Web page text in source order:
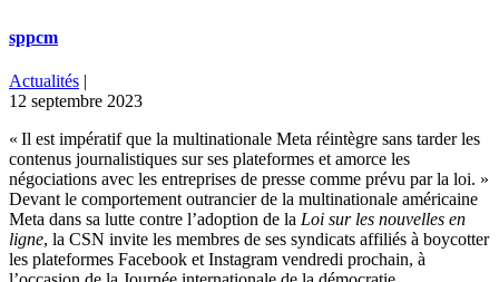
sppcm
Actualités |
12 septembre 2023
« Il est impératif que la multinationale Meta réintègre sans tarder les
contenus journalistiques sur ses plateformes et amorce les
négociations avec les entreprises de presse comme prévu par la loi. »
Devant le comportement outrancier de la multinationale américaine
Meta dans sa lutte contre l’adoption de la Loi sur les nouvelles en
ligne, la CSN invite les membres de ses syndicats affiliés à boycotter
les plateformes Facebook et Instagram vendredi prochain, à